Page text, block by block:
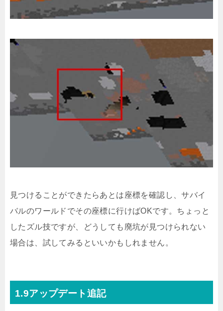
見つけることができたらあとは座標を確認し、サバイ
バルのワールドでその座標に行けばOKです。ちょっと
したズル技ですが、どうしても廃坑が見つけられない
場合は、試してみるといいかもしれません。
1.9アップデート追記